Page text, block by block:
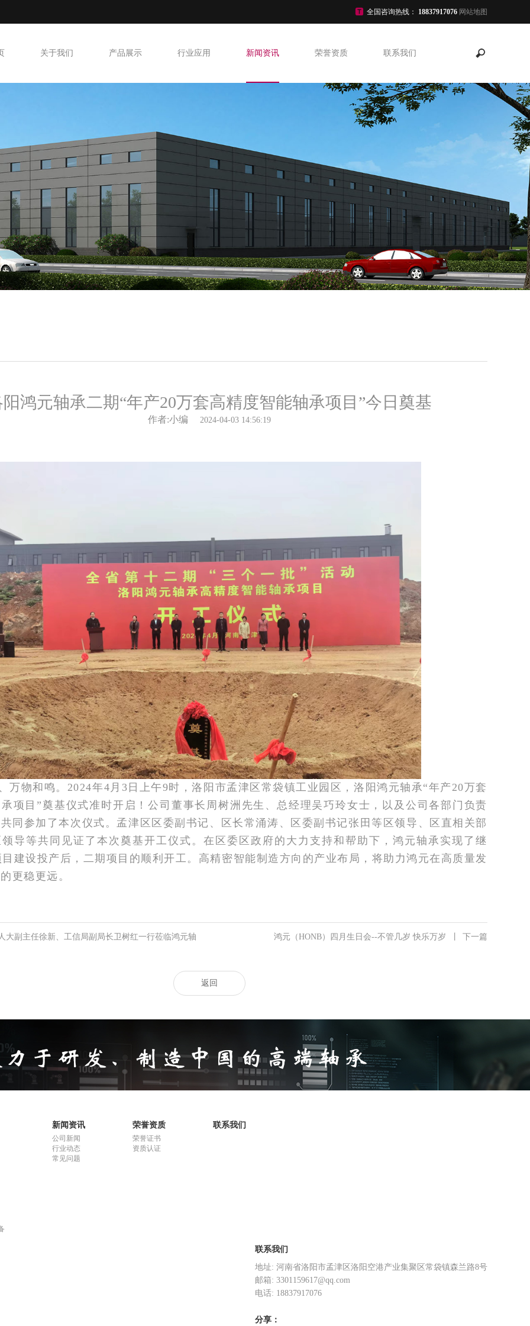
全国咨询热线： 18837917076 网站地图
关于我们 产品展示 行业应用 新闻资讯 荣誉资质 联系我们
鸿元轴承二期“年产20万套高精度智能轴承项目”今日奠基
作者:小编 2024-04-03 14:56:19
万物和鸣。2024年4月3日上午9时，洛阳市孟津区常袋镇工业园区，洛阳鸿元轴承“年产20万套
项目”奠基仪式准时开启！公司董事长周树洲先生、总经理吴巧玲女士，以及公司各部门负责
同参加了本次仪式。孟津区区委副书记、区长常涌涛、区委副书记张田等区领导、区直相关部
导等共同见证了本次奠基开工仪式。在区委区政府的大力支持和帮助下，鸿元轴承实现了继
建设投产后，二期项目的顺利开工。高精密智能制造方向的产业布局，将助力鸿元在高质量发
更稳更远。
大副主任徐新、工信局副局长卫树红一行莅临鸿元轴 下一篇
鸿元（HONB）四月生日会--不管几岁 快乐万岁
返回
新闻资讯
公司新闻
行业动态
常见问题
荣誉资质
荣誉证书
资质认证
联系我们
联系我们
地址: 河南省洛阳市孟津区洛阳空港产业集聚区常袋镇森兰路8号
邮箱: 3301159617@qq.com
电话: 18837917076
分享：